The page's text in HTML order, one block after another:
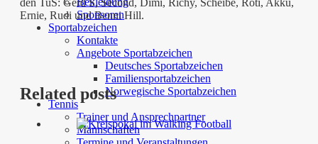
Sponsoren
Sportabzeichen
Kontakte
Angebote Sportabzeichen
Deutsches Sportabzeichen
Familiensportabzeichen
Norwegische Sportabzeichen
Tennis
Trainer und Ansprechpartner
Mannschaften
den TuS: Gerd S, Second, Dimi, Richy, Scheibe, Roti, Akku,
Ernie, Rudi und Benni Hill.
Related posts